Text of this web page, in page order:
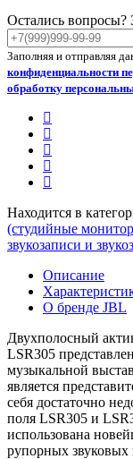
Остались вопросы?
Заполняя и отправляя
конфиденциальности
обработку
Находится в
(студийные
звукозаписи и
Описание
О бренде JBL
Двухполосный
LSR305
музыкальной
является
себя достаточно
поля LSR305 и
использована
рупорных звуковых